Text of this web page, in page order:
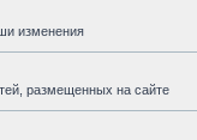
изменения
размещенных на сайте